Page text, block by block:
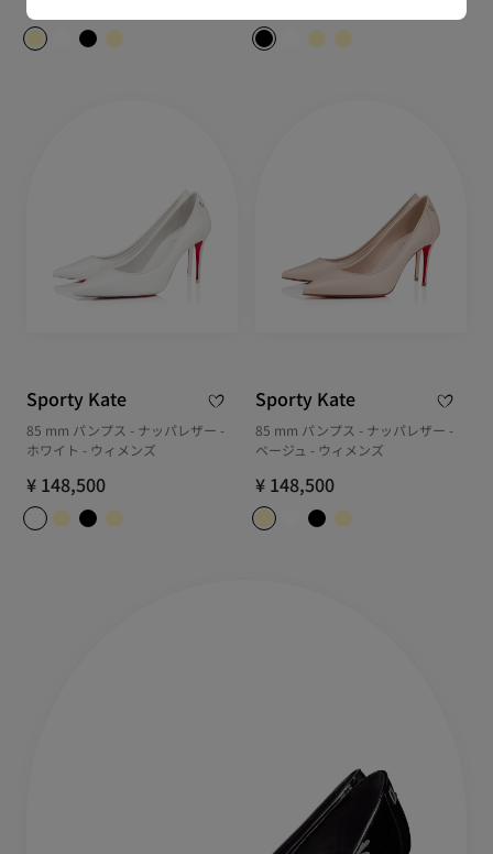
Sporty Kate
85 mm パンプス - ナッパレザー -
ホワイト - ウィメンズ
¥ 148,500
Sporty Kate
85 mm パンプス - ナッパレザー -
ベージュ - ウィメンズ
¥ 148,500